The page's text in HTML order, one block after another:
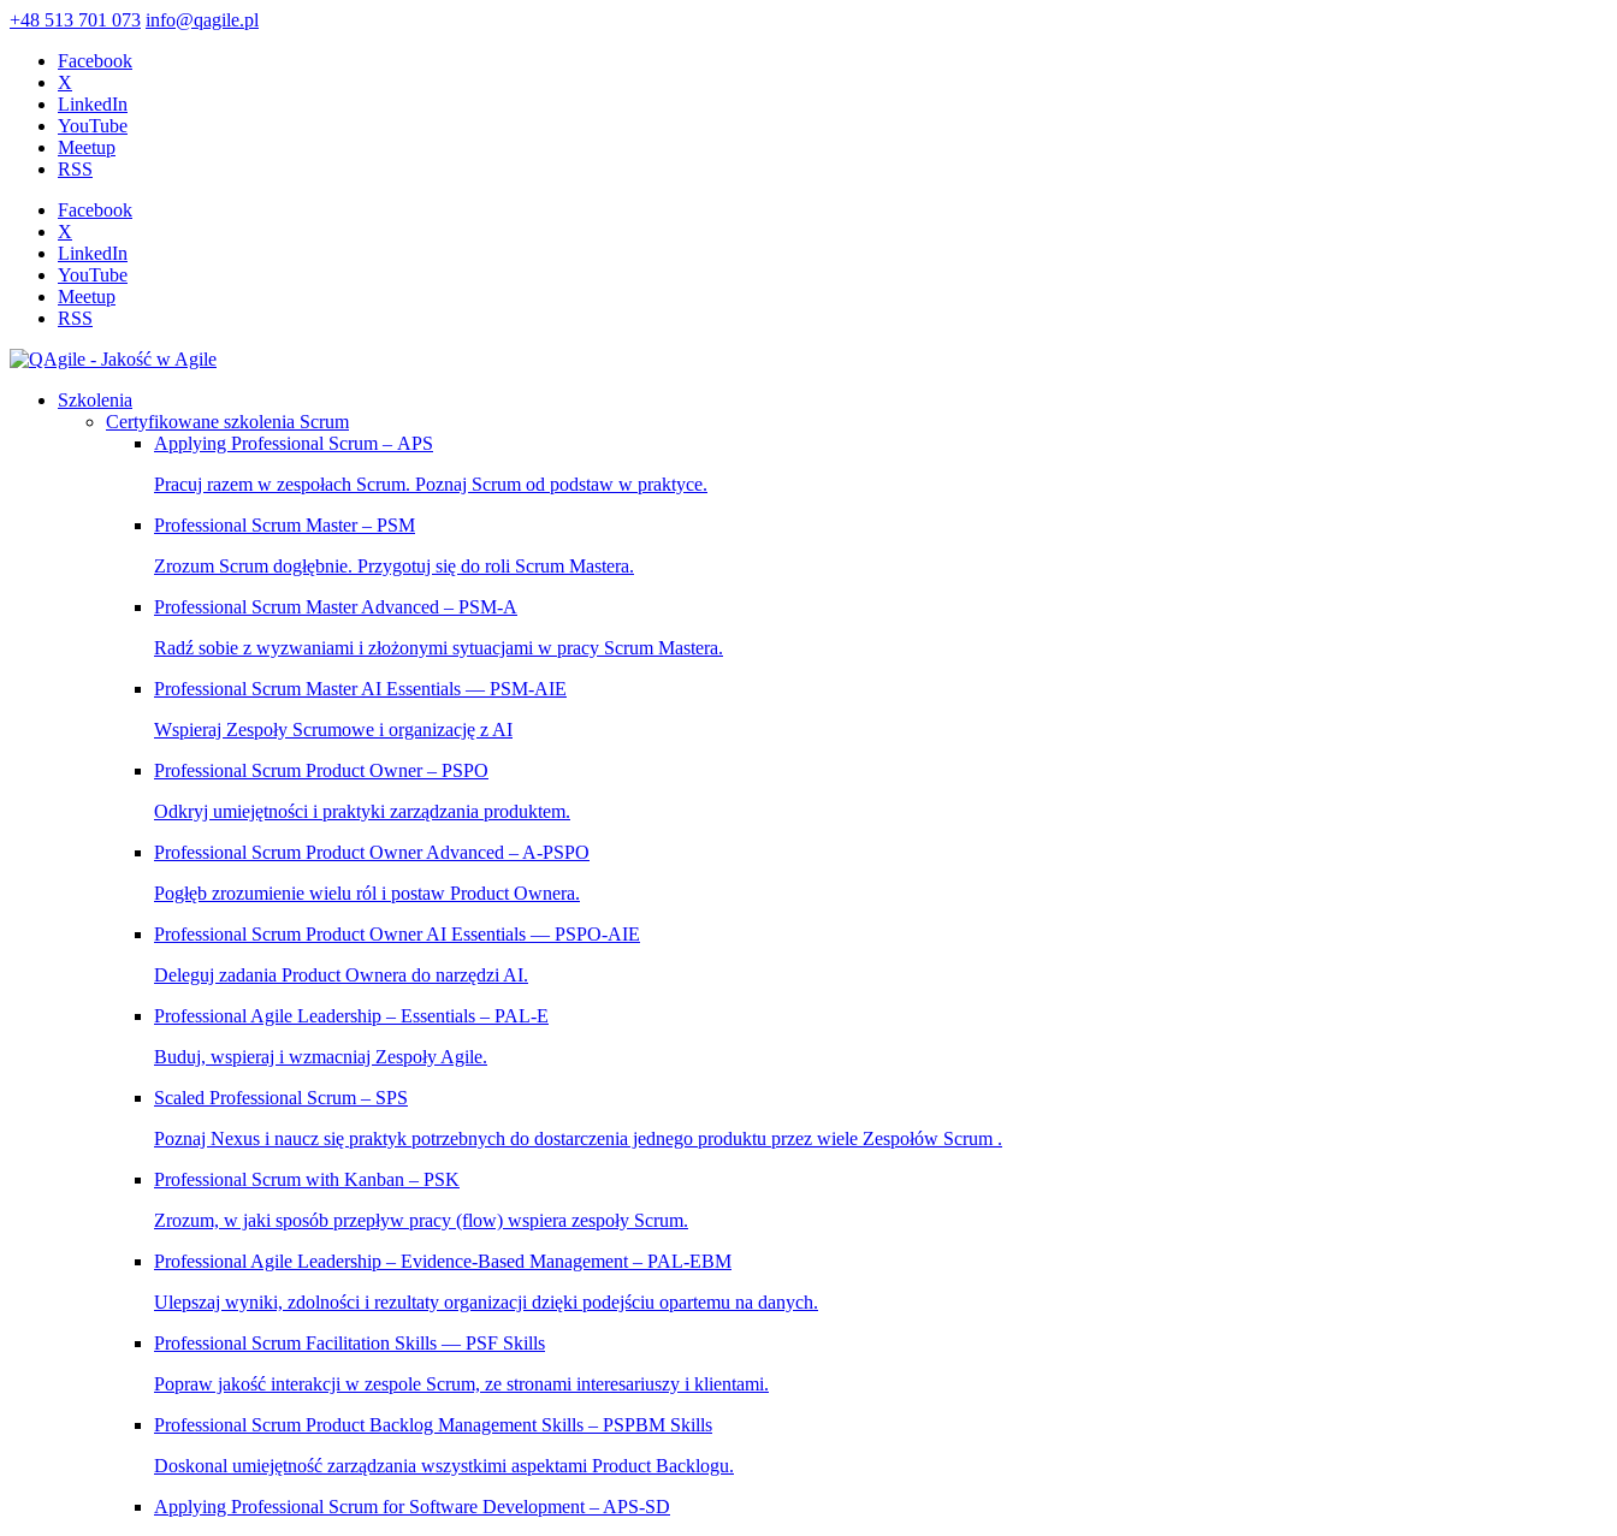
+48 513 701 073 info@qagile.pl
Facebook
X
LinkedIn
YouTube
Meetup
RSS
Facebook
X
LinkedIn
YouTube
Meetup
RSS
Szkolenia
Certyfikowane szkolenia Scrum
Applying Professional Scrum – APS
Pracuj razem w zespołach Scrum. Poznaj Scrum od podstaw w praktyce.
Professional Scrum Master – PSM
Zrozum Scrum dogłębnie. Przygotuj się do roli Scrum Mastera.
Professional Scrum Master Advanced – PSM‑A
Radź sobie z wyzwaniami i złożonymi sytuacjami w pracy Scrum Mastera.
Professional Scrum Master AI Essentials — PSM-AIE
Wspieraj Zespoły Scrumowe i organizację z AI
Professional Scrum Product Owner – PSPO
Odkryj umiejętności i praktyki zarządzania produktem.
Professional Scrum Product Owner Advanced – A‑PSPO
Pogłęb zrozumienie wielu ról i postaw Product Ownera.
Professional Scrum Product Owner AI Essentials — PSPO-AIE
Deleguj zadania Product Ownera do narzędzi AI.
Professional Agile Leadership – Essentials – PAL‑E
Buduj, wspieraj i wzmacniaj Zespoły Agile.
Scaled Professional Scrum – SPS
Poznaj Nexus i naucz się praktyk potrzebnych do dostarczenia jednego produktu przez wiele Zespołów Scrum .
Professional Scrum with Kanban – PSK
Zrozum, w jaki sposób przepływ pracy (flow) wspiera zespoły Scrum.
Professional Agile Leadership – Evidence-Based Management – PAL-EBM
Ulepszaj wyniki, zdolności i rezultaty organizacji dzięki podejściu opartemu na danych.
Professional Scrum Facilitation Skills — PSF Skills
Popraw jakość interakcji w zespole Scrum, ze stronami interesariuszy i klientami.
Professional Scrum Product Backlog Management Skills – PSPBM Skills
Doskonal umiejętność zarządzania wszystkimi aspektami Product Backlogu.
Applying Professional Scrum for Software Development – APS-SD